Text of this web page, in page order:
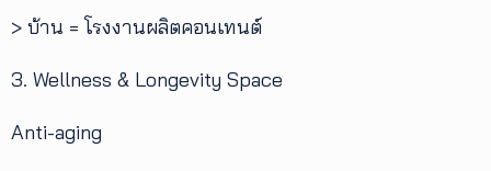
> บ้าน = โรงงานผลิตคอนเทนต์
3. Wellness & Longevity Space
Anti-aging